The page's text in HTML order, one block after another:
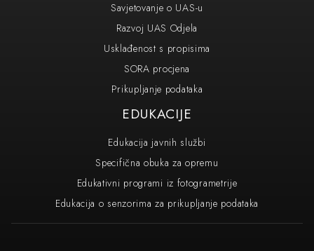
Savjetovanje o UAS-u
Razvoj UAS Odjela
Usklađenost s propisima
SORA procjena
Prikupljanje podataka
EDUKACIJE
Edukacija javnih službi
Specifična obuka za opremu
Edukativni programi iz fotogrametrije
Edukacija o senzorima za prikupljanje podataka